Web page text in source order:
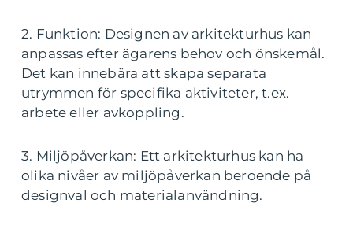
2. Funktion: Designen av arkitekturhus kan
anpassas efter ägarens behov och önskemål.
Det kan innebära att skapa separata
utrymmen för specifika aktiviteter, t.ex.
arbete eller avkoppling.
3. Miljöpåverkan: Ett arkitekturhus kan ha
olika nivåer av miljöpåverkan beroende på
designval och materialanvändning.